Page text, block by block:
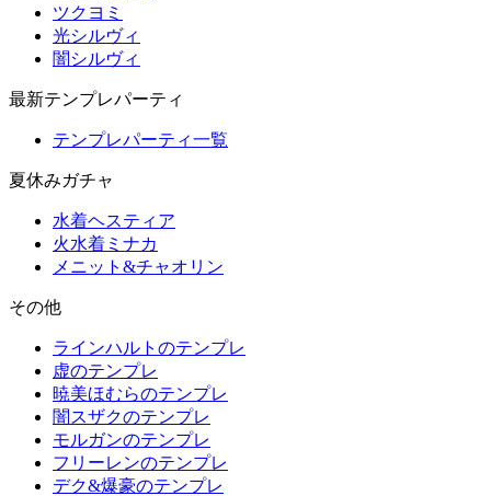
ツクヨミ
光シルヴィ
闇シルヴィ
最新テンプレパーティ
テンプレパーティ一覧
夏休みガチャ
水着ヘスティア
火水着ミナカ
メニット&チャオリン
その他
ラインハルトのテンプレ
虚のテンプレ
暁美ほむらのテンプレ
闇スザクのテンプレ
モルガンのテンプレ
フリーレンのテンプレ
デク&爆豪のテンプレ